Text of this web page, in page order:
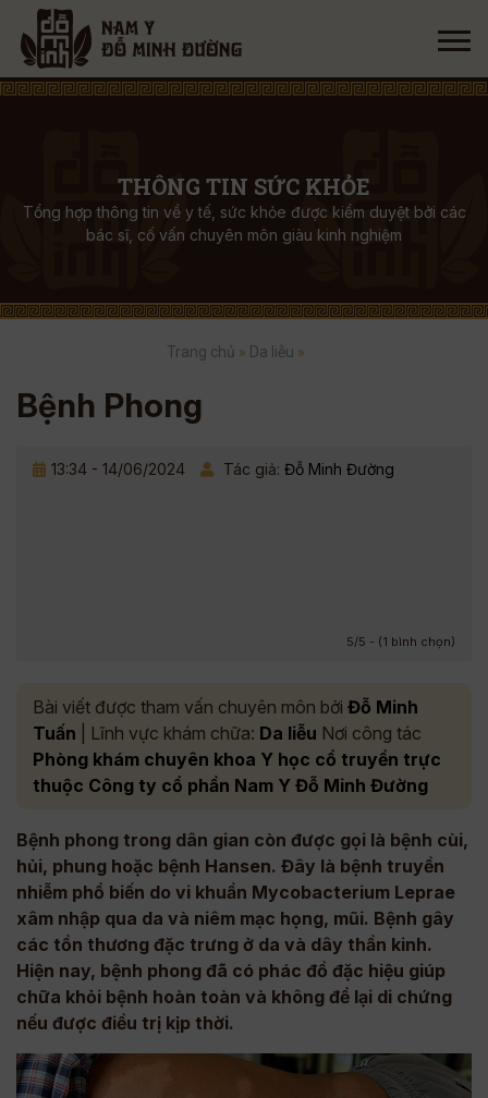
THÔNG TIN SỨC KHỎE
Tổng hợp thông tin về y tế, sức khỏe được kiểm duyệt bởi các
bác sĩ, cố vấn chuyên môn giàu kinh nghiệm
Trang chủ » Da liễu »
Bệnh Phong
13:34 - 14/06/2024 Tác giả: Đỗ Minh Đường
5/5 - (1 bình chọn)
Bài viết được tham vấn chuyên môn bởi Đỗ Minh
Tuấn | Lĩnh vực khám chữa: Da liễu Nơi công tác
Phòng khám chuyên khoa Y học cổ truyền trực
thuộc Công ty cổ phần Nam Y Đỗ Minh Đường
Bệnh phong trong dân gian còn được gọi là bệnh cùi,
hủi, phung hoặc bệnh Hansen. Đây là bệnh truyền
nhiễm phổ biến do vi khuẩn Mycobacterium Leprae
xâm nhập qua da và niêm mạc họng, mũi. Bệnh gây
các tổn thương đặc trưng ở da và dây thần kinh.
Hiện nay, bệnh phong đã có phác đồ đặc hiệu giúp
chữa khỏi bệnh hoàn toàn và không để lại di chứng
nếu được điều trị kịp thời.